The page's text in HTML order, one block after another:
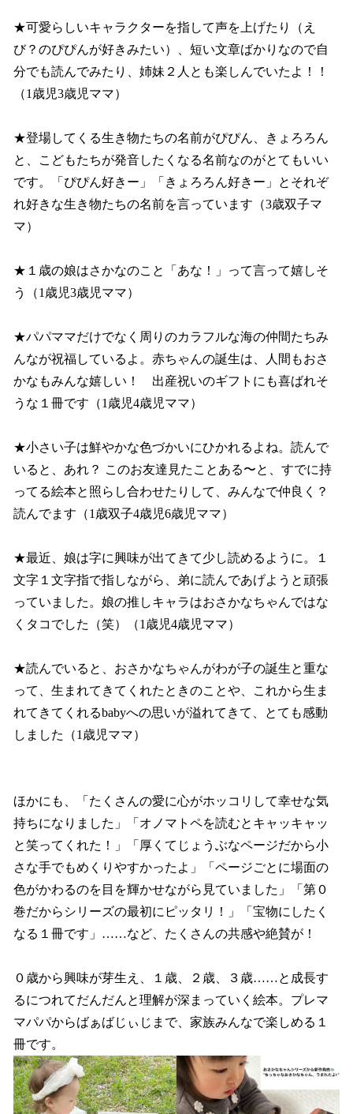
★可愛らしいキャラクターを指して声を上げたり（え
び？のぴぴんが好きみたい）、短い文章ばかりなので自
分でも読んでみたり、姉妹２人とも楽しんでいたよ！！
（1歳児3歳児ママ）
★登場してくる生き物たちの名前がぴぴん、きょろろん
と、こどもたちが発音したくなる名前なのがとてもいい
です。「ぴぴん好きー」「きょろろん好きー」とそれぞ
れ好きな生き物たちの名前を言っています（3歳双子マ
マ）
★１歳の娘はさかなのこと「あな！」って言って嬉しそ
う（1歳児3歳児ママ）
★パパママだけでなく周りのカラフルな海の仲間たちみ
んなが祝福しているよ。赤ちゃんの誕生は、人間もおさ
かなもみんな嬉しい！ 出産祝いのギフトにも喜ばれそ
うな１冊です（1歳児4歳児ママ）
★小さい子は鮮やかな色づかいにひかれるよね。読んで
いると、あれ？ このお友達見たことある〜と、すでに持
ってる絵本と照らし合わせたりして、みんなで仲良く？
読んでます（1歳双子4歳児6歳児ママ）
★最近、娘は字に興味が出てきて少し読めるように。１
文字１文字指で指しながら、弟に読んであげようと頑張
っていました。娘の推しキャラはおさかなちゃんではな
くタコでした（笑）（1歳児4歳児ママ）
★読んでいると、おさかなちゃんがわが子の誕生と重な
って、生まれてきてくれたときのことや、これから生ま
れてきてくれるbabyへの思いが溢れてきて、とても感動
しました（1歳児ママ）
ほかにも、「たくさんの愛に心がホッコリして幸せな気
持ちになりました」「オノマトペを読むとキャッキャッ
と笑ってくれた！」「厚くてじょうぶなページだから小
さな手でもめくりやすかったよ」「ページごとに場面の
色がかわるのを目を輝かせながら見ていました」「第０
巻だからシリーズの最初にピッタリ！」「宝物にしたく
なる１冊です」……など、たくさんの共感や絶賛が！
０歳から興味が芽生え、１歳、２歳、３歳……と成長す
るにつれてだんだんと理解が深まっていく絵本。プレマ
マパパからばぁばじぃじまで、家族みんなで楽しめる１
冊です。